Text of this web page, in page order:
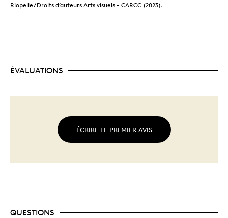
Riopelle / Droits d’auteurs Arts visuels - CARCC (2023).
ÉVALUATIONS
ÉCRIRE LE PREMIER AVIS
QUESTIONS